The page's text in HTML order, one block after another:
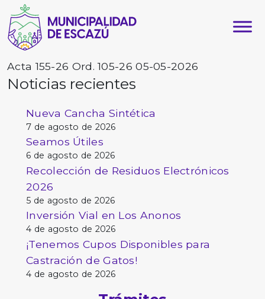
Acta 155-26 Ord. 105-26 05-05-2026
Noticias recientes
Nueva Cancha Sintética
7 de agosto de 2026
Seamos Útiles
6 de agosto de 2026
Recolección de Residuos Electrónicos
2026
5 de agosto de 2026
Inversión Vial en Los Anonos
4 de agosto de 2026
¡Tenemos Cupos Disponibles para
Castración de Gatos!
4 de agosto de 2026